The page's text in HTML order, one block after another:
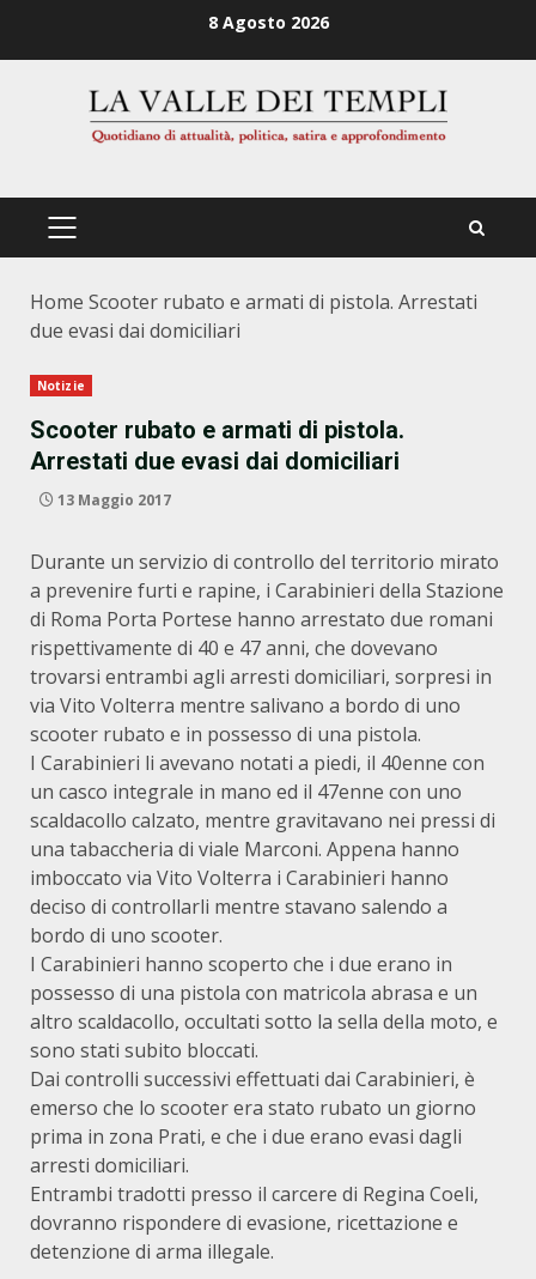
8 Agosto 2026
PRIMÄRES
Home Scooter rubato e armati di pistola. Arrestati
due evasi dai domiciliari
Notizie
Scooter rubato e armati di pistola.
Arrestati due evasi dai domiciliari
13 Maggio 2017
Durante un servizio di controllo del territorio mirato
a prevenire furti e rapine, i Carabinieri della Stazione
di Roma Porta Portese hanno arrestato due romani
rispettivamente di 40 e 47 anni, che dovevano
trovarsi entrambi agli arresti domiciliari, sorpresi in
via Vito Volterra mentre salivano a bordo di uno
scooter rubato e in possesso di una pistola.
I Carabinieri li avevano notati a piedi, il 40enne con
un casco integrale in mano ed il 47enne con uno
scaldacollo calzato, mentre gravitavano nei pressi di
una tabaccheria di viale Marconi. Appena hanno
imboccato via Vito Volterra i Carabinieri hanno
deciso di controllarli mentre stavano salendo a
bordo di uno scooter.
I Carabinieri hanno scoperto che i due erano in
possesso di una pistola con matricola abrasa e un
altro scaldacollo, occultati sotto la sella della moto, e
sono stati subito bloccati.
Dai controlli successivi effettuati dai Carabinieri, è
emerso che lo scooter era stato rubato un giorno
prima in zona Prati, e che i due erano evasi dagli
arresti domiciliari.
Entrambi tradotti presso il carcere di Regina Coeli,
dovranno rispondere di evasione, ricettazione e
detenzione di arma illegale.